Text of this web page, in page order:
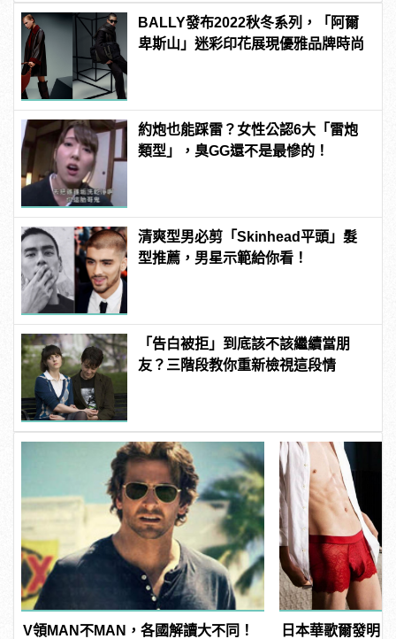
BALLY發布2022秋冬系列，「阿爾
卑斯山」迷彩印花展現優雅品牌時尚
約炮也能踩雷？女性公認6大「雷炮
類型」，臭GG還不是最慘的！
清爽型男必剪「Skinhead平頭」髮
型推薦，男星示範給你看！
「告白被拒」到底該不該繼續當朋
友？三階段教你重新檢視這段情
V領MAN不MAN，各國解讀大不同！
日本華歌爾發明